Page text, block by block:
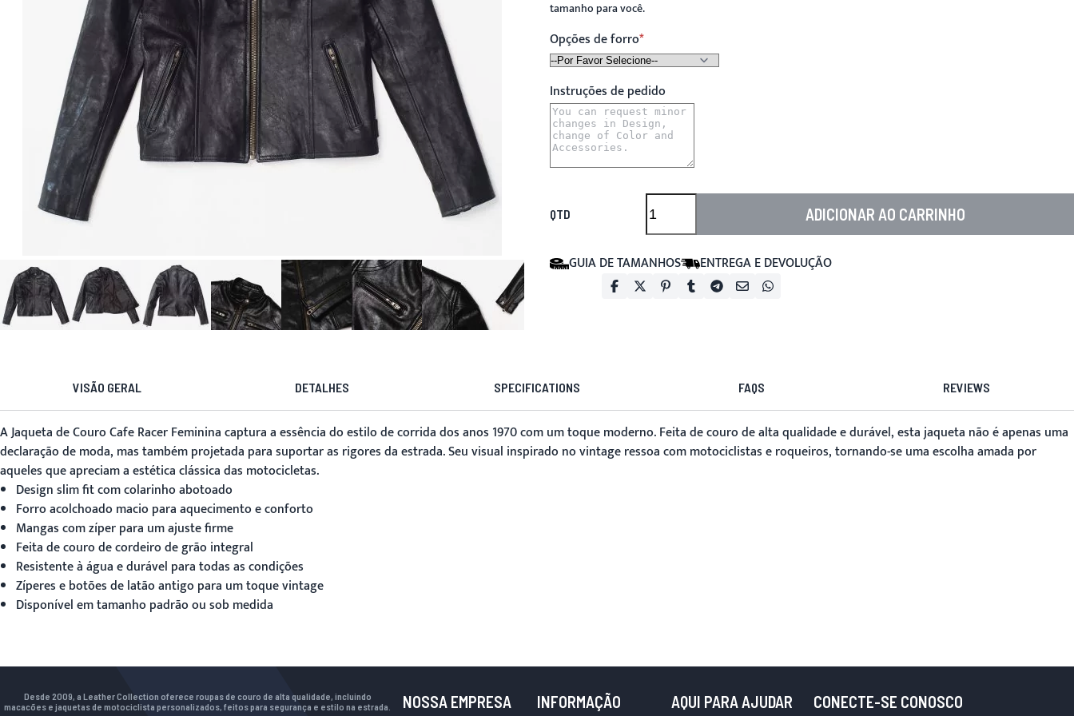
tamanho para você.
Opções de forro
Instruções de pedido
QTD ADICIONAR AO CARRINHO
GUIA DE TAMANHOS ENTREGA E DEVOLUÇÃO
VISÃO GERAL DETALHES SPECIFICATIONS FAQS REVIEWS
AJaqueta de Couro Cafe Racer Femininacaptura a essência do estilo de corrida dos anos 1970 com um toque moderno. Feita de couro de alta qualidade e durável, esta jaqueta não é apenas uma
declaração de moda, mas também projetada para suportar as rigores da estrada. Seu visual inspirado no vintage ressoa com motociclistas e roqueiros, tornando-se uma escolha amada por
aqueles que apreciam a estética clássica das motocicletas.
Design slim fit com colarinho abotoado
Forro acolchoado macio para aquecimento e conforto
Mangas com zíper para um ajuste firme
Feita de couro de cordeiro de grão integral
Resistente à água e durável para todas as condições
Zíperes e botões de latão antigo para um toque vintage
Disponível em tamanho padrão ou sob medida
Desde 2009, a Leather Collection oferece roupas de couro de alta qualidade, incluindo
macacões e jaquetas de motociclista personalizados, feitos para segurança e estilo na estrada.
NOSSA EMPRESA INFORMAÇÃO AQUI PARA AJUDAR CONECTE-SE CONOSCO